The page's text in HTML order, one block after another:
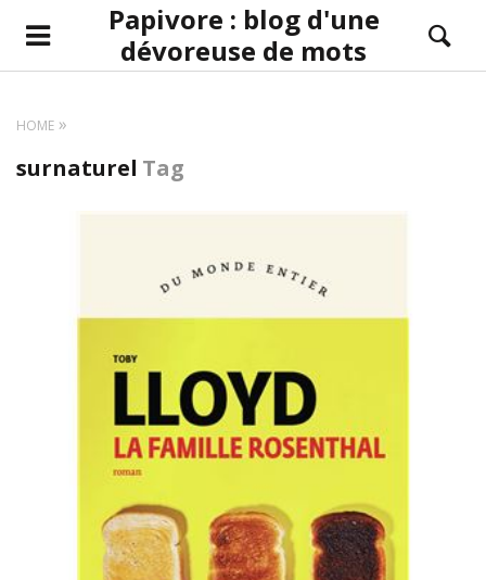
Papivore : blog d'une
dévoreuse de mots
HOME
surnaturel Tag
LIRE LA SUITE